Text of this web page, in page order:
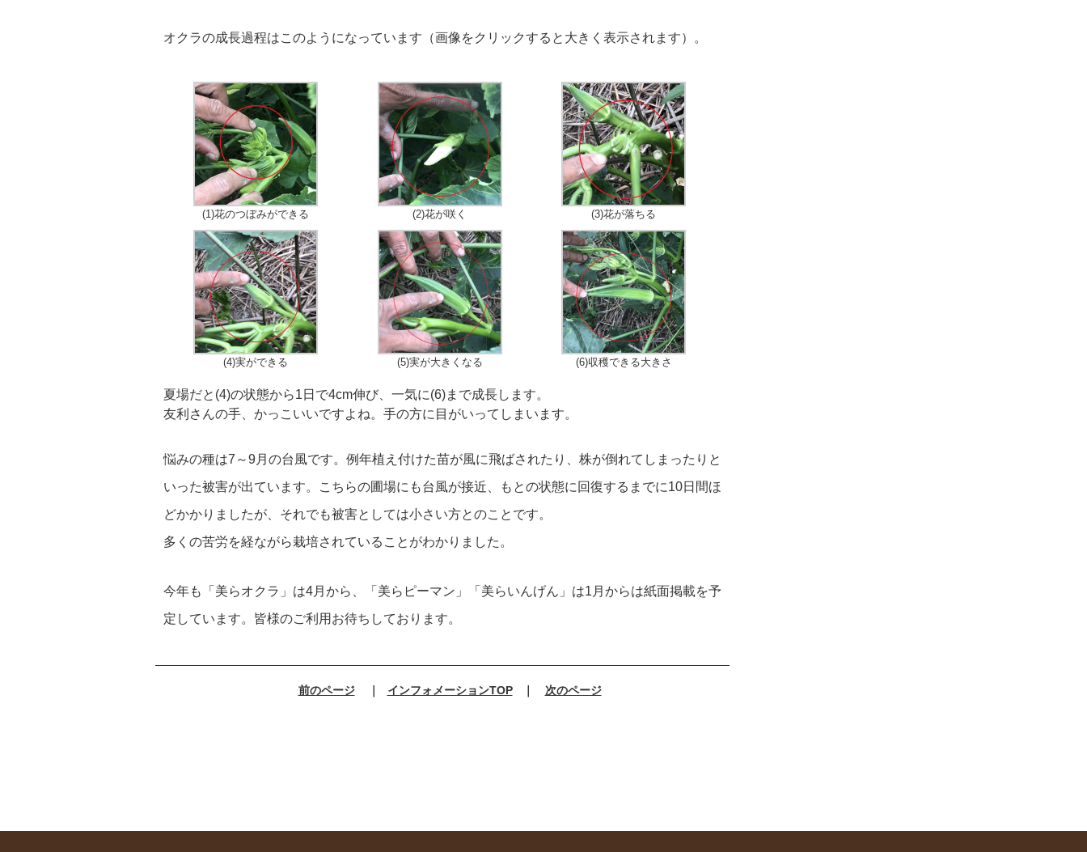
オクラの成長過程はこのようになっています（画像をクリックすると大きく表示されます）。
(1)花のつぼみができる (2)花が咲く (3)花が落ちる
(4)実ができる (5)実が大きくなる (6)収穫できる大きさ
夏場だと(4)の状態から1日で4cm伸び、一気に(6)まで成長します。
友利さんの手、かっこいいですよね。手の方に目がいってしまいます。
悩みの種は7～9月の台風です。例年植え付けた苗が風に飛ばされたり、株が倒れてしまったりと
いった被害が出ています。こちらの圃場にも台風が接近、もとの状態に回復するまでに10日間ほ
どかかりましたが、それでも被害としては小さい方とのことです。
多くの苦労を経ながら栽培されていることがわかりました。
今年も「美らオクラ」は4月から、「美らピーマン」「美らいんげん」は1月からは紙面掲載を予
定しています。皆様のご利用お待ちしております。
前のページ インフォメーションTOP 次のページ